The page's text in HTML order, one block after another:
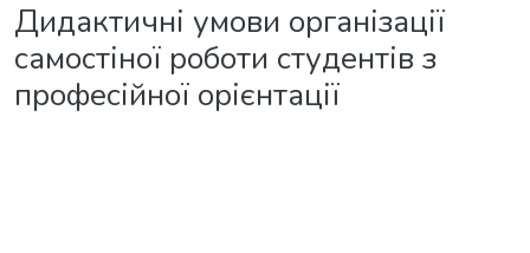
Дидактичні умови організації
самостіної роботи студентів з
професійної орієнтації